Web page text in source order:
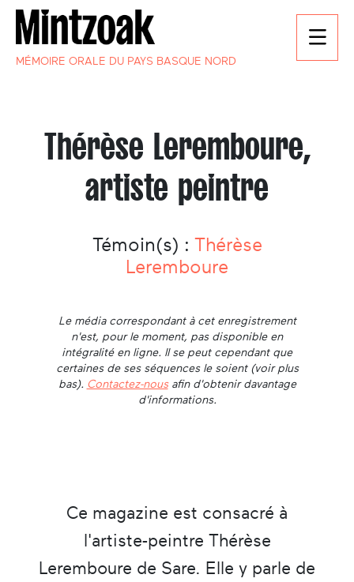
MÉMOIRE ORALE DU PAYS BASQUE NORD
Thérèse Leremboure,
artiste peintre
Témoin(s) : Thérèse
Leremboure
Le média correspondant à cet enregistrement
n'est, pour le moment, pas disponible en
intégralité en ligne. Il se peut cependant que
certaines de ses séquences le soient (voir plus
bas). Contactez-nousafin d'obtenir davantage
d'informations.
Ce magazine est consacré à
l'artiste-peintre Thérèse
Leremboure de Sare. Elle y parle de